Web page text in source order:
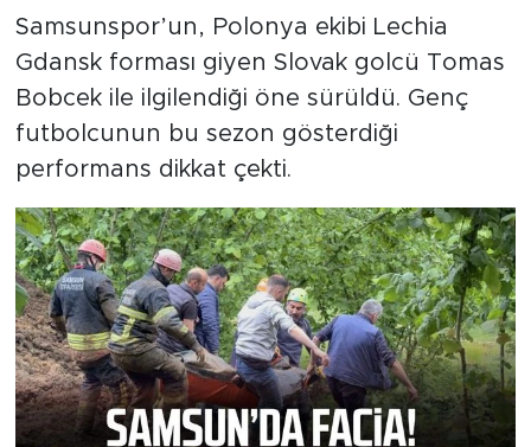
Samsunspor’un, Polonya ekibi Lechia
Gdansk forması giyen Slovak golcü Tomas
Bobcek ile ilgilendiği öne sürüldü. Genç
futbolcunun bu sezon gösterdiği
performans dikkat çekti.